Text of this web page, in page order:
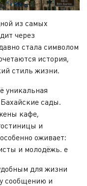
из самых
через
стала символом
история,
стиль жизни.
уникальная
сады.
кафе,
и
оживает:
и молодёжь. е
для жизни
сообщению и